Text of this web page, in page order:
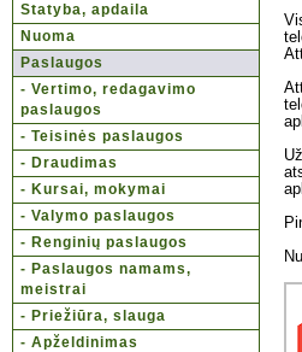
Statyba, apdaila
Nuoma
Paslaugos
- Vertimo, redagavimo
paslaugos
- Teisinės paslaugos
- Draudimas
- Kursai, mokymai
- Valymo paslaugos
- Renginių paslaugos
- Paslaugos namams,
meistrai
- Priežiūra, slauga
- Apželdinimas